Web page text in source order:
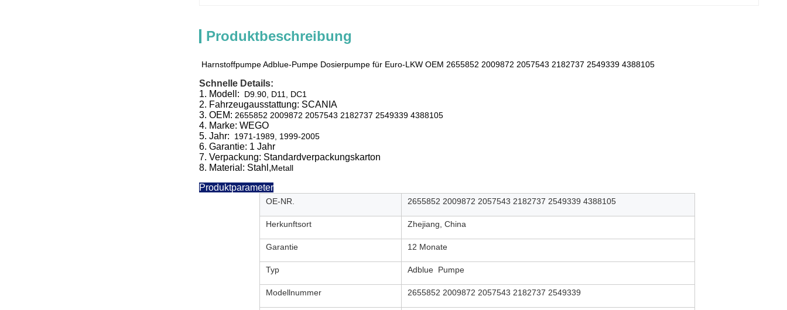
Produktbeschreibung
Harnstoffpumpe Adblue-Pumpe Dosierpumpe für Euro-LKW OEM 2655852 2009872 2057543 2182737 2549339 4388105
Schnelle Details:
1. Modell: D9.90, D11, DC1
2. Fahrzeugausstattung: SCANIA
3. OEM: 2655852 2009872 2057543 2182737 2549339 4388105
4. Marke: WEGO
5. Jahr: 1971-1989, 1999-2005
6. Garantie: 1 Jahr
7. Verpackung: Standardverpackungskarton
8. Material: Stahl,Metall
Produktparameter
OE-NR. 2655852 2009872 2057543 2182737 2549339 4388105
Herkunftsort Zhejiang, China
Garantie 12 Monate
Typ Adblue Pumpe
Modellnummer 2655852 2009872 2057543 2182737 2549339